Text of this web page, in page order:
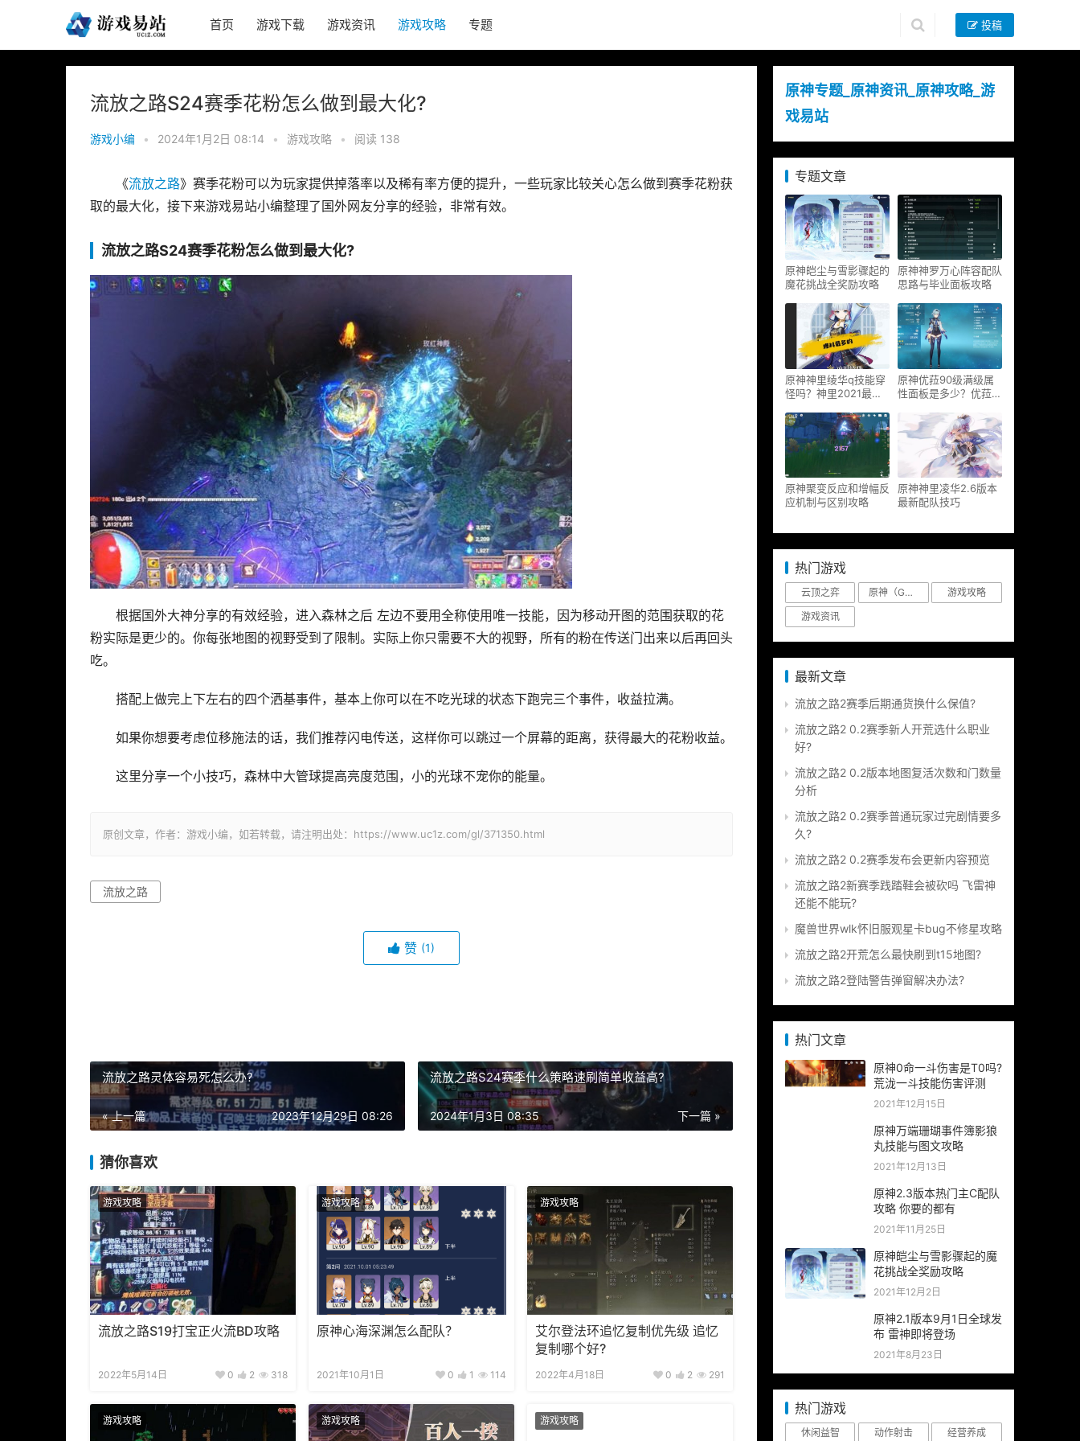
首页 游戏下载 游戏资讯 游戏攻略 专题 投稿
流放之路S24赛季花粉怎么做到最大化?
游戏小编 • 2024年1月2日 08:14 • 游戏攻略 • 阅读 138
《流放之路》赛季花粉可以为玩家提供掉落率以及稀有率方便的提升，一些玩家比较关心怎么做到赛季花粉获
取的最大化，接下来游戏易站小编整理了国外网友分享的经验，非常有效。
流放之路S24赛季花粉怎么做到最大化?
根据国外大神分享的有效经验，进入森林之后 左边不要用全称使用唯一技能，因为移动开图的范围获取的花
粉实际是更少的。你每张地图的视野受到了限制。实际上你只需要不大的视野，所有的粉在传送门出来以后再回头
吃。
搭配上做完上下左右的四个洒基事件，基本上你可以在不吃光球的状态下跑完三个事件，收益拉满。
如果你想要考虑位移施法的话，我们推荐闪电传送，这样你可以跳过一个屏幕的距离，获得最大的花粉收益。
这里分享一个小技巧，森林中大管球提高亮度范围，小的光球不宠你的能量。
原创文章，作者：游戏小编，如若转载，请注明出处：https://www.uc1z.com/gl/371350.html
流放之路
赞 (1)
流放之路灵体容易死怎么办?
« 上一篇 2023年12月29日 08:26
流放之路S24赛季什么策略速刷简单收益高?
下一篇 »
2024年1月3日 08:35
猜你喜欢
游戏攻略
流放之路S19打宝正火流BD攻略
2022年5月14日 0 2 318
游戏攻略
原神心海深渊怎么配队？
2021年10月1日 0 1 114
游戏攻略
艾尔登法环追忆复制优先级 追忆
复制哪个好?
2022年4月18日 0 2 291
游戏攻略 游戏攻略 游戏攻略
原神专题_原神资讯_原神攻略_游
戏易站
专题文章
原神皑尘与雪影骤起的
魔花挑战全奖励攻略
原神神罗万心阵容配队
思路与毕业面板攻略
原神神里绫华q技能穿
怪吗？神里2021最新
原神优菈90级满级属
性面板是多少？优菈大
原神聚变反应和增幅反
应机制与区别攻略
原神神里凌华2.6版本
最新配队技巧
热门游戏
云顶之弈 原神（Genshin Impact）
游戏攻略
游戏资讯
最新文章
流放之路2赛季后期通货换什么保值?
流放之路2 0.2赛季新人开荒选什么职业
好?
流放之路2 0.2版本地图复活次数和门数量
分析
流放之路2 0.2赛季普通玩家过完剧情要多
久?
流放之路2 0.2赛季发布会更新内容预览
流放之路2新赛季践踏鞋会被砍吗 飞雷神
还能不能玩?
魔兽世界wlk怀旧服观星卡bug不修星攻略
流放之路2开荒怎么最快刷到t15地图?
流放之路2登陆警告弹窗解决办法?
热门文章
原神0命一斗伤害是T0吗?
荒泷一斗技能伤害评测
2021年12月15日
原神万端珊瑚事件簿影狼
丸技能与图文攻略
2021年12月13日
原神2.3版本热门主C配队
攻略 你要的都有
2021年11月25日
原神皑尘与雪影骤起的魔
花挑战全奖励攻略
2021年12月2日
原神2.1版本9月1日全球发
布 雷神即将登场
2021年8月23日
热门游戏
休闲益智 动作射击 经营养成